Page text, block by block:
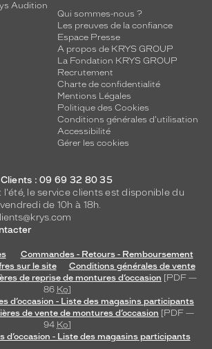
Audition
Qui sommes-nous ?
Les preuves de la confiance
Espace Presse
A propos de KRYS GROUP
La Fondation KRYS GROUP
Recrutement
Charte de confidentialité
Mentions Légales
Politique des Cookies
Conditions générales d'utilisation
Accessibilité
Gérer les cookies
: 09 69 32 80 35
l'été, le service clients est disponible du
de 10h à 18h.
Commandes - Retours - Remboursement
sur le site
Conditions générales de vente
de reprise de montures d’occasion [PDF —
86 Ko]
d’occasion - Liste des magasins participants
de vente de montures d’occasion [PDF —
94 Ko]
d’occasion - Liste des magasins participants